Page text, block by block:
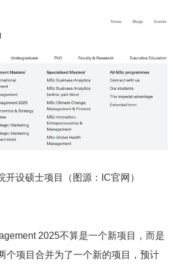
开设硕士项目（图源：IC官网）
2025不算是一个新项目，而是
个项目合并为了一个新的项目，预计